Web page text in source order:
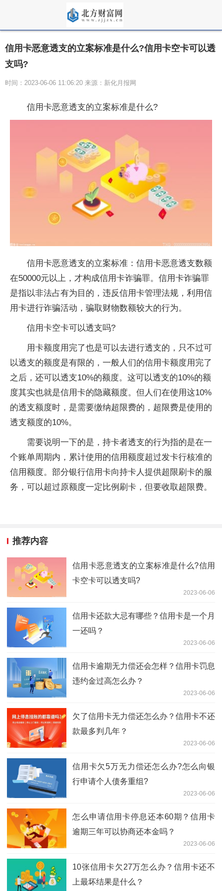
信用卡恶意透支的立案标准是什么?信用卡空卡可以透
支吗?
时间：2023-06-06 11:06:20 来源：新化月报网
信用卡恶意透支的立案标准是什么?
信用卡恶意透支的立案标准：信用卡恶意透支数额
在50000元以上，才构成信用卡诈骗罪。信用卡诈骗罪
是指以非法占有为目的，违反信用卡管理法规，利用信
用卡进行诈骗活动，骗取财物数额较大的行为。
信用卡空卡可以透支吗?
用卡额度用完了也是可以去进行透支的，只不过可
以透支的额度是有限的，一般人们的信用卡额度用完了
之后，还可以透支10%的额度。这可以透支的10%的额
度其实也就是信用卡的隐藏额度。但人们在使用这10%
的透支额度时，是需要缴纳超限费的，超限费是使用的
透支额度的10%。
需要说明一下的是，持卡者透支的行为指的是在一
个账单周期内，累计使用的信用额度超过发卡行核准的
信用额度。部分银行信用卡向持卡人提供超限刷卡的服
务，可以超过原额度一定比例刷卡，但要收取超限费。
推荐内容
信用卡恶意透支的立案标准是什么?信用
卡空卡可以透支吗?
2023-06-06
信用卡还款大忌有哪些？信用卡是一个月
一还吗？
2023-06-06
信用卡逾期无力偿还会怎样？信用卡罚息
违约金过高怎么办？
2023-06-06
欠了信用卡无力偿还怎么办？信用卡不还
款最多判几年？
2023-06-06
信用卡欠5万无力偿还怎么办?怎么向银
行申请个人债务重组?
2023-06-06
怎么申请信用卡停息还本60期？信用卡
逾期三年可以协商还本金吗？
2023-06-06
10张信用卡欠27万怎么办？信用卡还不
上最坏结果是什么？